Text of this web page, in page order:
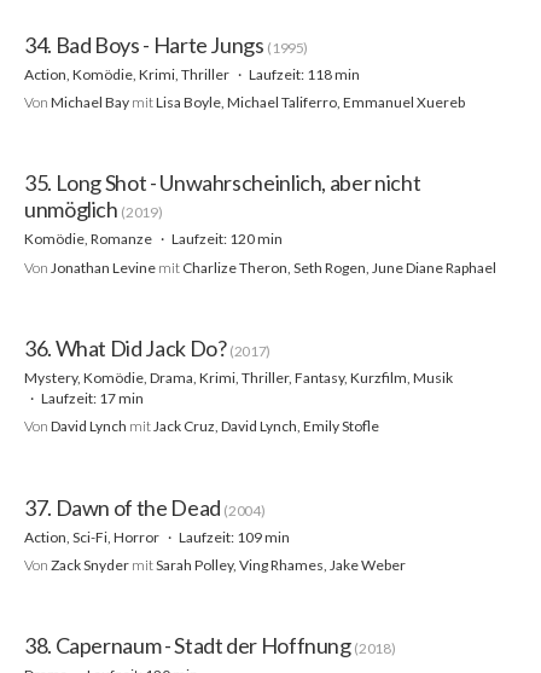
34. Bad Boys - Harte Jungs (1995)
Action, Komödie, Krimi, Thriller
Laufzeit: 118 min
Von Michael Bay mitLisa Boyle, Michael Taliferro, Emmanuel Xuereb
35. Long Shot - Unwahrscheinlich, aber nicht
unmöglich (2019)
Komödie, Romanze
Laufzeit: 120 min
Von Jonathan Levine mit Charlize Theron, Seth Rogen, June Diane Raphael
36. What Did Jack Do? (2017)
Mystery, Komödie, Drama, Krimi, Thriller, Fantasy, Kurzfilm, Musik
Laufzeit: 17 min
Von David Lynch mitJack Cruz, David Lynch, Emily Stofle
37. Dawn of the Dead (2004)
Action, Sci-Fi, Horror
Laufzeit: 109 min
Von Zack Snyder mitSarah Polley, Ving Rhames, Jake Weber
38. Capernaum - Stadt der Hoffnung (2018)